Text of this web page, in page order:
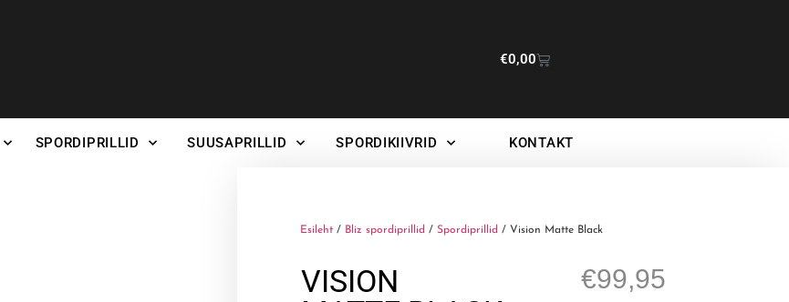
€0,00
SPORDIPRILLID SUUSAPRILLID SPORDIKIIVRID KONTAKT
Esileht / Bliz spordiprillid /Spordiprillid / Vision Matte Black
VISION
€99,95